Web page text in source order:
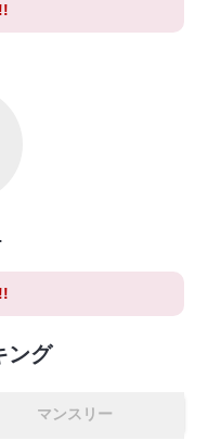
ング
マンスリー